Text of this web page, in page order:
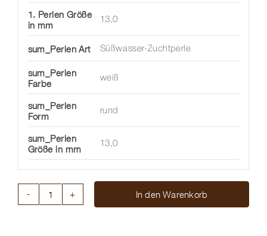
1. Perlen Größe
in mm
13,0
sum_Perlen Art Süßwasser-Zuchtperle
sum_Perlen
Farbe
weiß
sum_Perlen
Form
rund
sum_Perlen
Größe in mm
13,0
In den Warenkorb